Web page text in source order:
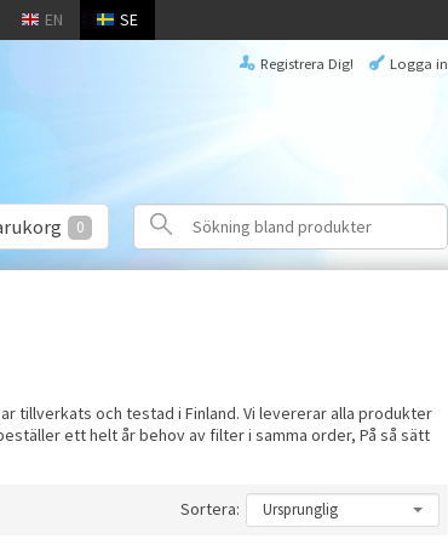
EN SE
Registrera Dig! Logga in
0
tillverkats och testad i Finland. Vi levererar alla produkter
ett helt år behov av filter i samma order, På så sätt
Sortera: